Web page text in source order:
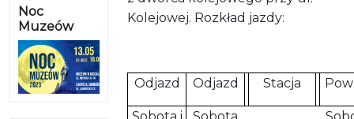
Noc
Muzeów
Kolejowej. Rozkład jazdy:
Odjazd Odjazd Stacja